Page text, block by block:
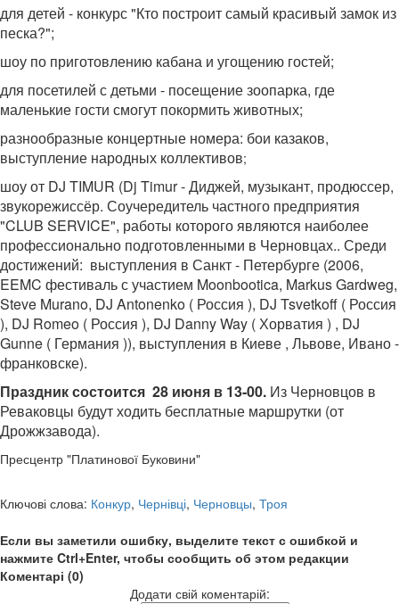
для детей - конкурс "Кто построит самый красивый замок из
песка?";
шоу по приготовлению кабана и угощению гостей;
для посетилей с детьми - посещение зоопарка, где
маленькие гости смогут покормить животных;
разнообразные концертные номера: бои казаков,
выступление народных коллективов;
шоу от DJ TIMUR (Dj Timur - Диджей, музыкант, продюссер,
звукорежиссёр. Соучередитель частного предприятия
"CLUB SERVICE", работы которого являются наиболее
профессионально подготовленными в Черновцах.. Среди
достижений: выступления в Санкт - Петербурге (2006,
EEMC фестиваль с участием Moonbootica, Markus Gardweg,
Steve Murano, DJ Antonenko ( Россия ), DJ Tsvetkoff ( Россия
), DJ Romeo ( Россия ), DJ Danny Way ( Хорватия ) , DJ
Gunne ( Германия )), выступления в Киеве , Львове, Ивано -
франковске).
Праздник состоится 28 июня в 13-00. Из Черновцов в
Реваковцы будут ходить бесплатные маршрутки (от
Дрожжзавода).
Пресцентр "Платинової Буковини"
Ключові слова: Конкур, Чернівці, Черновцы, Троя
Если вы заметили ошибку, выделите текст с ошибкой и
нажмите Ctrl+Enter, чтобы сообщить об этом редакции
Коментарі (0)
Додати свій коментарій: